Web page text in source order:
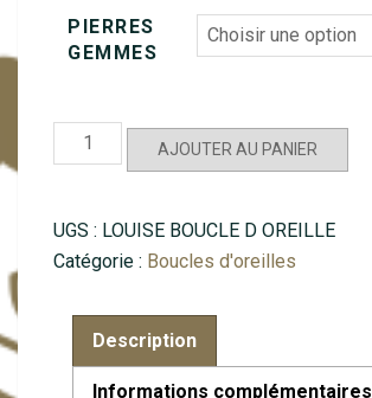
PIERRES
GEMMES
quantité
de
fine
AJOUTER AU PANIER
UGS : LOUISE BOUCLE D OREILLE
Catégorie : Boucles d'oreilles
Description
Informations complémentaires